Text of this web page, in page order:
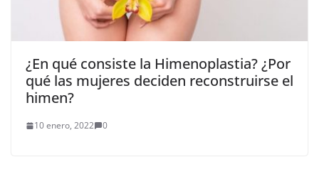
¿En qué consiste la Himenoplastia? ¿Por
qué las mujeres deciden reconstruirse el
himen?
10 enero, 2022 0